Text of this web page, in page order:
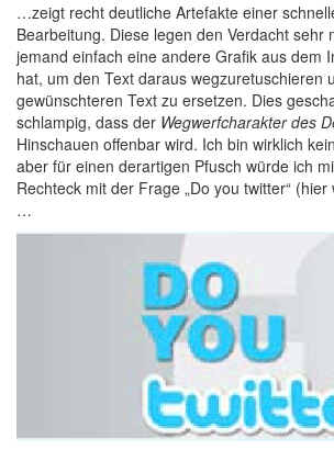
…zeigt recht deutliche Artefakte einer
Bearbeitung. Diese legen den Verdacht sehr
jemand einfach eine andere Grafik aus dem
hat, um den Text daraus wegzuretuschieren
gewünschteren Text zu ersetzen. Dies
schlampig, dass der Wegwerfcharakter des
Hinschauen offenbar wird. Ich bin wirklich
aber für einen derartigen Pfusch würde ich
Rechteck mit der Frage „Do you twitter“
…